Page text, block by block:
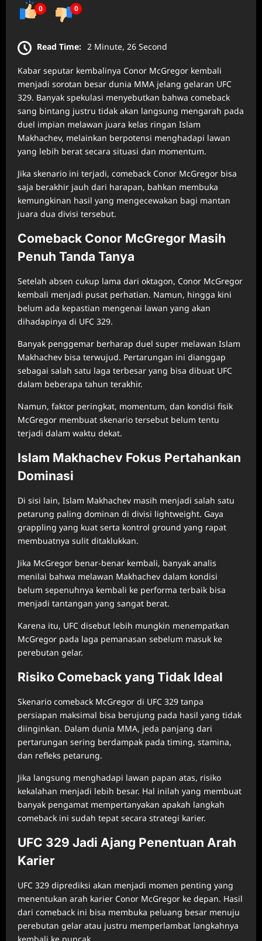
0 0
Read Time: 2 Minute, 26 Second
Kabar seputar kembalinya Conor McGregor kembali
menjadi sorotan besar dunia MMA jelang gelaran UFC
329. Banyak spekulasi menyebutkan bahwa comeback
sang bintang justru tidak akan langsung mengarah pada
duel impian melawan juara kelas ringan Islam
Makhachev, melainkan berpotensi menghadapi lawan
yang lebih berat secara situasi dan momentum.
Jika skenario ini terjadi, comeback Conor McGregor bisa
saja berakhir jauh dari harapan, bahkan membuka
kemungkinan hasil yang mengecewakan bagi mantan
juara dua divisi tersebut.
Comeback Conor McGregor Masih
Penuh Tanda Tanya
Setelah absen cukup lama dari oktagon, Conor McGregor
kembali menjadi pusat perhatian. Namun, hingga kini
belum ada kepastian mengenai lawan yang akan
dihadapinya di UFC 329.
Banyak penggemar berharap duel super melawan Islam
Makhachev bisa terwujud. Pertarungan ini dianggap
sebagai salah satu laga terbesar yang bisa dibuat UFC
dalam beberapa tahun terakhir.
Namun, faktor peringkat, momentum, dan kondisi fisik
McGregor membuat skenario tersebut belum tentu
terjadi dalam waktu dekat.
Islam Makhachev Fokus Pertahankan
Dominasi
Di sisi lain, Islam Makhachev masih menjadi salah satu
petarung paling dominan di divisi lightweight. Gaya
grappling yang kuat serta kontrol ground yang rapat
membuatnya sulit ditaklukkan.
Jika McGregor benar-benar kembali, banyak analis
menilai bahwa melawan Makhachev dalam kondisi
belum sepenuhnya kembali ke performa terbaik bisa
menjadi tantangan yang sangat berat.
Karena itu, UFC disebut lebih mungkin menempatkan
McGregor pada laga pemanasan sebelum masuk ke
perebutan gelar.
Risiko Comeback yang Tidak Ideal
Skenario comeback McGregor di UFC 329 tanpa
persiapan maksimal bisa berujung pada hasil yang tidak
diinginkan. Dalam dunia MMA, jeda panjang dari
pertarungan sering berdampak pada timing, stamina,
dan refleks petarung.
Jika langsung menghadapi lawan papan atas, risiko
kekalahan menjadi lebih besar. Hal inilah yang membuat
banyak pengamat mempertanyakan apakah langkah
comeback ini sudah tepat secara strategi karier.
UFC 329 Jadi Ajang Penentuan Arah
Karier
UFC 329 diprediksi akan menjadi momen penting yang
menentukan arah karier Conor McGregor ke depan. Hasil
dari comeback ini bisa membuka peluang besar menuju
perebutan gelar atau justru memperlambat langkahnya
kembali ke puncak.